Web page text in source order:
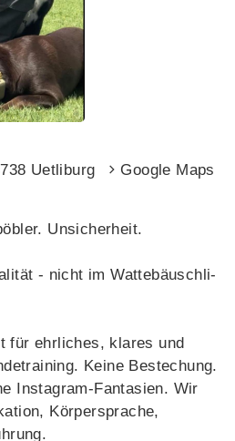
Uetliburg Google Maps
Unsicherheit.
- nicht im Wattebäuschli-
für ehrliches, klares und
Keine Bestechung.
Instagram-Fantasien. Wir
Körpersprache,